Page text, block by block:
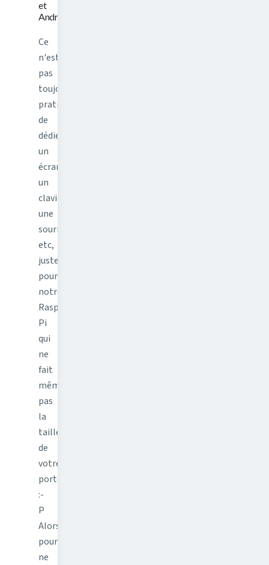
et
Android
Ce
n'est
pas
toujours
pratique
de
dédier
un
écran,
un
clavier,
une
souris,
etc,
juste
pour
notre
Raspberry
Pi
qui
ne
fait
même
pas
la
taille
de
votre
portefeuille
:-
P
Alors
pourquoi
ne